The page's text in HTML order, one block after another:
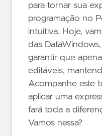
para tornar sua
programação no
intuitiva. Hoje,
das
garantir que
editáveis,
Acompanhe este
aplicar uma
fará toda a
Vamos nessa?